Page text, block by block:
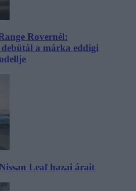
Rovernél:
a márka eddigi
Leaf hazai árait